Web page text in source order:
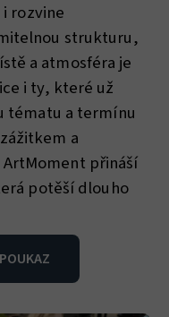
rozvine
strukturu,
a atmosféra je
i ty, které už
tématu a termínu
a
přináší
potěší dlouho